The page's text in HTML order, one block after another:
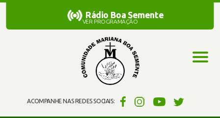
ACOMPANHE NAS REDES SOCIAIS:
Rádio Boa Semente
Rádio Boa Semente
VER PROGRAMAÇÃO